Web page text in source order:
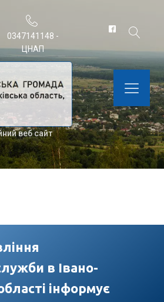
0347141148 -
ЦНАП
веб сайт
в Івано-
інформує